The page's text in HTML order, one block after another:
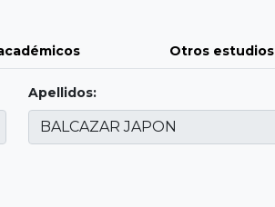
Otros estudios
Apellidos: